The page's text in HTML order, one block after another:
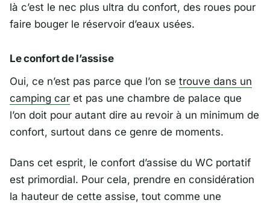
là c’est le nec plus ultra du confort, des roues pour
faire bouger le réservoir d’eaux usées.
Le confort de l’assise
Oui, ce n’est pas parce que l’on se trouve dans un
camping car et pas une chambre de palace que
l’on doit pour autant dire au revoir à un minimum de
confort, surtout dans ce genre de moments.
Dans cet esprit, le confort d’assise du WC portatif
est primordial. Pour cela, prendre en considération
la hauteur de cette assise, tout comme une